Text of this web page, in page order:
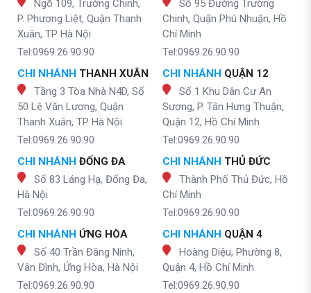
Ngõ 109, Trường Chinh,
P. Phương Liệt, Quận Thanh
Xuân, TP Hà Nội
Tel:0969.26.90.90
CHI NHÁNH THANH XUÂN
Tầng 3 Tòa Nhà N4D, Số
50 Lê Văn Lương, Quận
Thanh Xuân, TP Hà Nội
Tel:0969.26.90.90
CHI NHÁNH ĐỐNG ĐA
Số 83 Láng Hạ, Đống Đa,
Hà Nội
Tel:0969.26.90.90
CHI NHÁNH ỨNG HÒA
Số 40 Trần Đăng Ninh,
Vân Đình, Ứng Hòa, Hà Nội
Tel:0969.26.90.90
Số 95 Đường Trường
Chinh, Quận Phú Nhuận, Hồ
Chí Minh
Tel:0969.26.90.90
CHI NHÁNH QUẬN 12
Số 1 Khu Dân Cư An
Sương, P. Tân Hưng Thuận,
Quận 12, Hồ Chí Minh
Tel:0969.26.90.90
CHI NHÁNH THỦ ĐỨC
Thành Phố Thủ Đức, Hồ
Chí Minh
Tel:0969.26.90.90
CHI NHÁNH QUẬN 4
Hoàng Diệu, Phường 8,
Quận 4, Hồ Chí Minh
Tel:0969.26.90.90